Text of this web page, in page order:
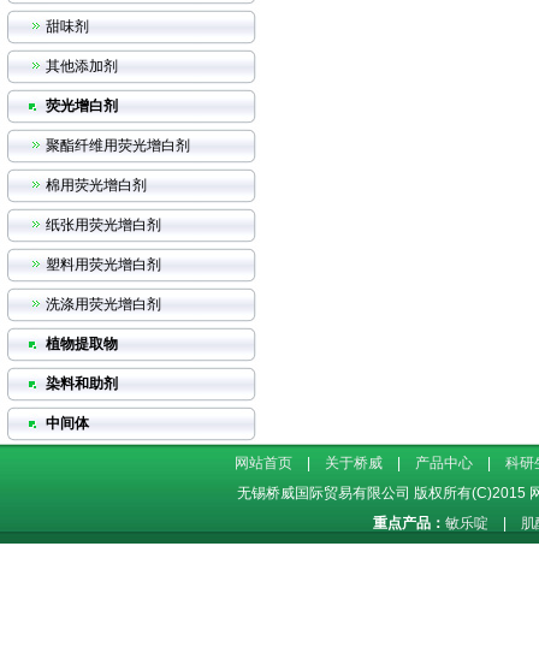
甜味剂
其他添加剂
荧光增白剂
聚酯纤维用荧光增白剂
棉用荧光增白剂
纸张用荧光增白剂
塑料用荧光增白剂
洗涤用荧光增白剂
植物提取物
染料和助剂
中间体
网站首页 关于桥威 产品中心
科研
无锡桥威国际贸易有限公司 版权所有(C)2015
重点产品： 敏乐啶 肌